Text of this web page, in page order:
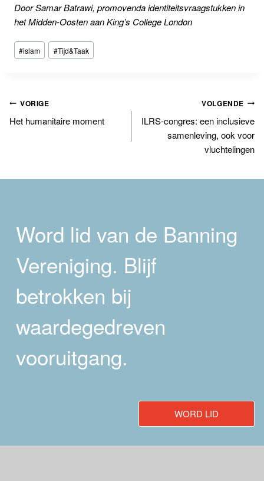
Door Samar Batrawi, promovenda identiteitsvraagstukken in
het Midden-Oosten aan King’s College London
Bericht
tags:
#islam #Tijd&Taak
Bericht
VORIGE
Het humanitaire moment
VOLGENDE
ILRS-congres: een inclusieve
samenleving, ook voor
vluchtelingen
Word lid van de Banning
Vereniging. Blijf
betrokken bij
waardegedreven
vooruitgang.
WORD LID